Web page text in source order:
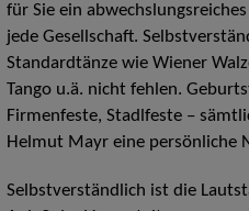
für Sie ein
jede Gesellschaft.
Standardtänze wie Wiener
Tango u.ä. nicht fehlen.
Firmenfeste, Stadlfeste –
Helmut Mayr eine persönliche
Selbstverständlich ist die